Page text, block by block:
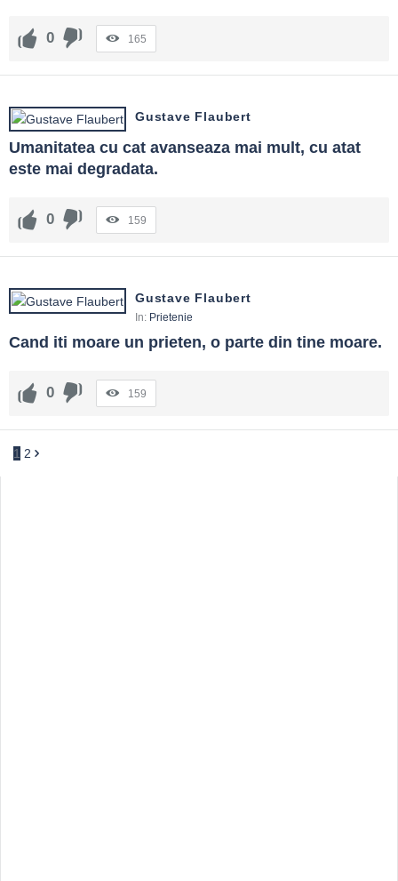
0 165
Gustave Flaubert
Umanitatea cu cat avanseaza mai mult, cu atat
este mai degradata.
0 159
Gustave Flaubert
In: Prietenie
Cand iti moare un prieten, o parte din tine moare.
0 159
1 2